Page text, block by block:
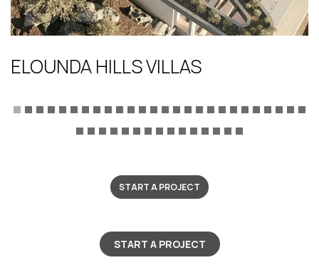
ELOUNDA HILLS VILLAS
START A PROJECT
START A PROJECT